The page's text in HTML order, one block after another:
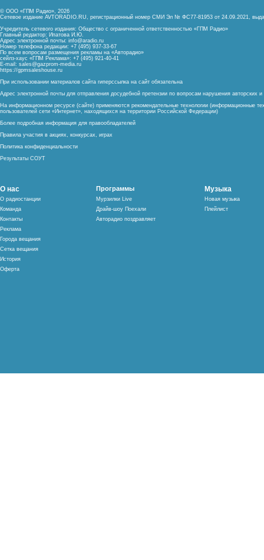
© ООО «ГПМ Радио», 2026
Сетевое издание AVTORADIO.RU, регистрационный номер СМИ Эл № ФС77-81953 от 24.09.2021,
Учредитель сетевого издания: Общество с ограниченной ответственностью «ГПМ Радио»
Главный редактор: Ипатова И.Ю.
Адрес электронной почты: info@aradio.ru
Номер телефона редакции: +7 (495) 937-33-67
По всем вопросам размещения рекламы на «Авторадио»
сейлз-хаус «ГПМ Реклама»: +7 (495) 921-40-41
E-mail: sales@gazprom-media.ru
https://gpmsaleshouse.ru
При использовании материалов сайта гиперссылка на сайт обязательна
Адрес электронной почты для отправления досудебной претензии по вопросам нарушения авторских
На информационном ресурсе (сайте) применяются рекомендательные технологии (информационные
пользователей сети «Интернет», находящихся на территории Российской Федерации)
Более подробная информация для правообладателей
Правила участия в акциях, конкурсах, играх
Политика конфиденциальности
Результаты СОУТ
О нас
О радиостанции
Команда
Контакты
Реклама
Города вещания
Сетка вещания
История
Оферта
Программы
Мурзилки Live
Драйв-шоу Поехали
Авторадио поздравляет
Музыка
Новая музыка
Плейлист